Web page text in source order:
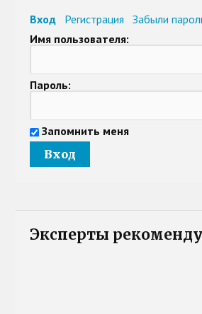
Вход Регистрация
Забыли
Имя пользователя:
Пароль:
Запомнить меня
Эксперты